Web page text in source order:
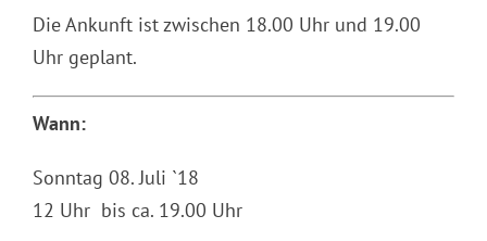
Die Ankunft ist zwischen 18.00 Uhr und 19.00
Uhr geplant.
Wann:
Sonntag 08. Juli `18
12 Uhr bis ca. 19.00 Uhr